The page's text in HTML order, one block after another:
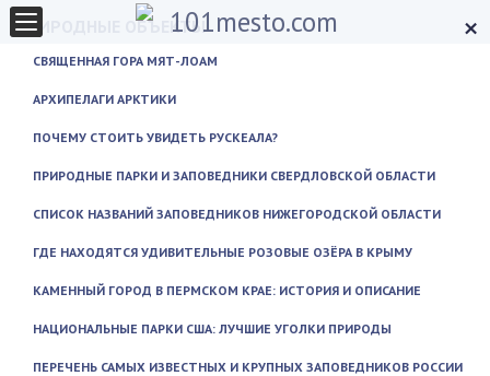
×
ПРИРОДНЫЕ ОБЪЕКТЫ
СВЯЩЕННАЯ ГОРА МЯТ-ЛОАМ
АРХИПЕЛАГИ АРКТИКИ
ПОЧЕМУ СТОИТЬ УВИДЕТЬ РУСКЕАЛА?
ПРИРОДНЫЕ ПАРКИ И ЗАПОВЕДНИКИ СВЕРДЛОВСКОЙ ОБЛАСТИ
СПИСОК НАЗВАНИЙ ЗАПОВЕДНИКОВ НИЖЕГОРОДСКОЙ ОБЛАСТИ
ГДЕ НАХОДЯТСЯ УДИВИТЕЛЬНЫЕ РОЗОВЫЕ ОЗЁРА В КРЫМУ
КАМЕННЫЙ ГОРОД В ПЕРМСКОМ КРАЕ: ИСТОРИЯ И ОПИСАНИЕ
НАЦИОНАЛЬНЫЕ ПАРКИ США: ЛУЧШИЕ УГОЛКИ ПРИРОДЫ
ПЕРЕЧЕНЬ САМЫХ ИЗВЕСТНЫХ И КРУПНЫХ ЗАПОВЕДНИКОВ РОССИИ